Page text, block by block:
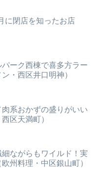
に閉店を知ったお店
パーク西棟で喜多方ラー
・西区井口明神）
系おかずの盛りがいい
区天満町）
ながらもワイルド！実
州料理・中区銀山町）